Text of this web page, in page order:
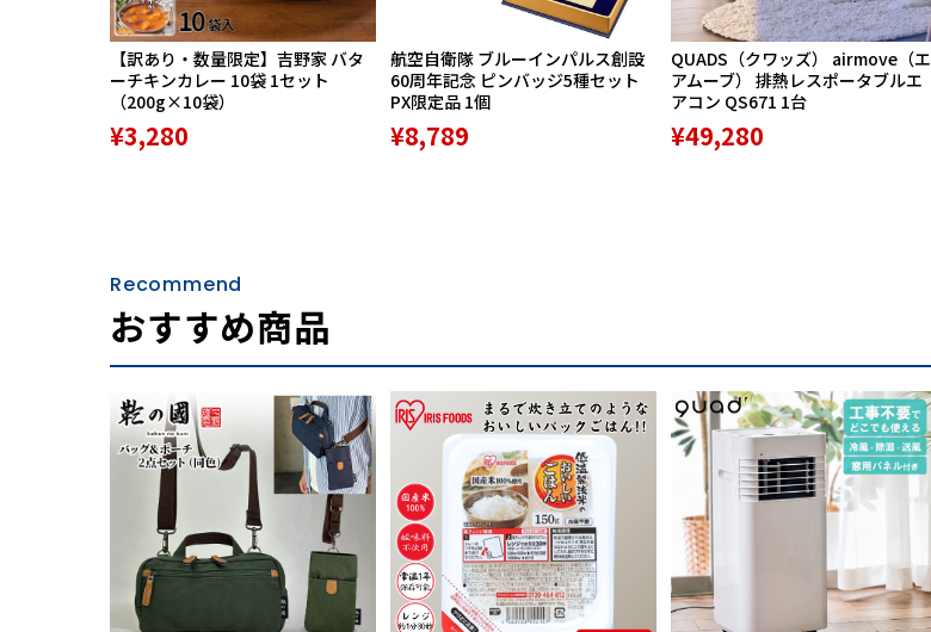
【訳あり・数量限定】吉野家 バタ
ーチキンカレー 10袋 1セット
（200g×10袋）
¥3,280
航空自衛隊 ブルーインパルス創設
60周年記念 ピンバッジ5種セット
PX限定品 1個
¥8,789
QUADS（クワッズ） airmove（エ
アムーブ） 排熱レスポータブルエ
アコン QS671 1台
¥49,280
Recommend
おすすめ商品